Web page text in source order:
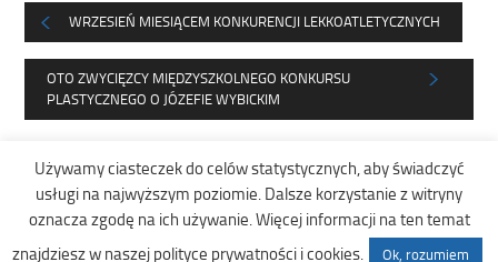
WRZESIEŃ MIESIĄCEM KONKURENCJI LEKKOATLETYCZNYCH
OTO ZWYCIĘZCY MIĘDZYSZKOLNEGO KONKURSU
PLASTYCZNEGO O JÓZEFIE WYBICKIM
Używamy ciasteczek do celów statystycznych, aby świadczyć
usługi na najwyższym poziomie. Dalsze korzystanie z witryny
oznacza zgodę na ich używanie. Więcej informacji na ten temat
znajdziesz w naszej polityce prywatności i cookies.
Ok, rozumiem